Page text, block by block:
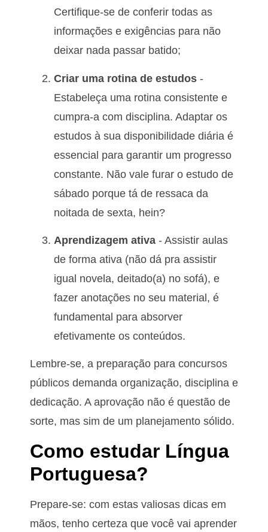
Certifique-se de conferir todas as
informações e exigências para não
deixar nada passar batido;
Criar uma rotina de estudos -
Estabeleça uma rotina consistente e
cumpra-a com disciplina. Adaptar os
estudos à sua disponibilidade diária é
essencial para garantir um progresso
constante. Não vale furar o estudo de
sábado porque tá de ressaca da
noitada de sexta, hein?
Aprendizagem ativa - Assistir aulas
de forma ativa (não dá pra assistir
igual novela, deitado(a) no sofá), e
fazer anotações no seu material, é
fundamental para absorver
efetivamente os conteúdos.
Lembre-se, a preparação para concursos
públicos demanda organização, disciplina e
dedicação. A aprovação não é questão de
sorte, mas sim de um planejamento sólido.
Como estudar Língua
Portuguesa?
Prepare-se: com estas valiosas dicas em
mãos, tenho certeza que você vai aprender